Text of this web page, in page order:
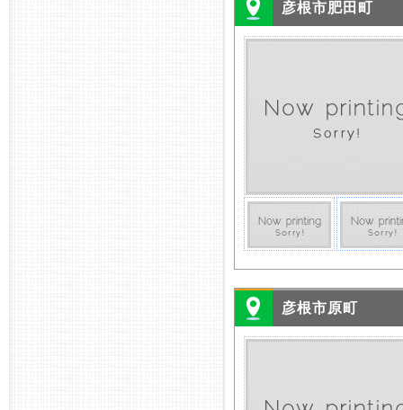
彦根市肥田町
彦根市原町